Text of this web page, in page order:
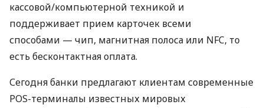
кассовой/компьютерной техникой и
поддерживает прием карточек всеми
способами — чип, магнитная полоса или NFC, то
есть бесконтактная оплата.
Сегодня банки предлагают клиентам современные
POS-терминалы известных мировых